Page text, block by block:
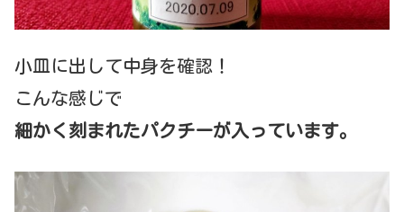
小皿に出して中身を確認！
こんな感じで
細かく刻まれたパクチーが入っています。